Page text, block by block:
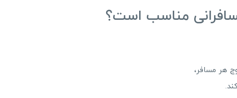
مناسب است؟
هر مسافر،